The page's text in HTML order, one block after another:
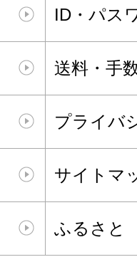
ID・パス
送料・手
プライバ
サイトマ
ふるさと